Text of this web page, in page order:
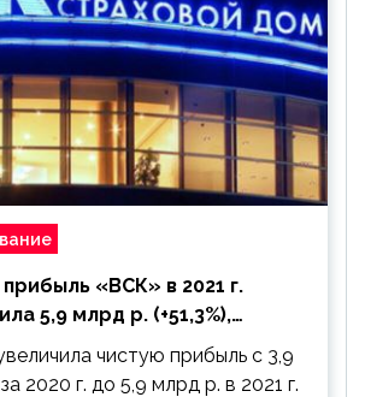
«ВСК» в 2021 г.
5,9 млрд р. (+51,3%),
рекомендовано не
чистую прибыль с 3,9
2020 г. до 5,9 млрд р. в 2021 г.